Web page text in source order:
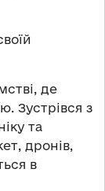
де
Зустрівся з
та
дронів,
в